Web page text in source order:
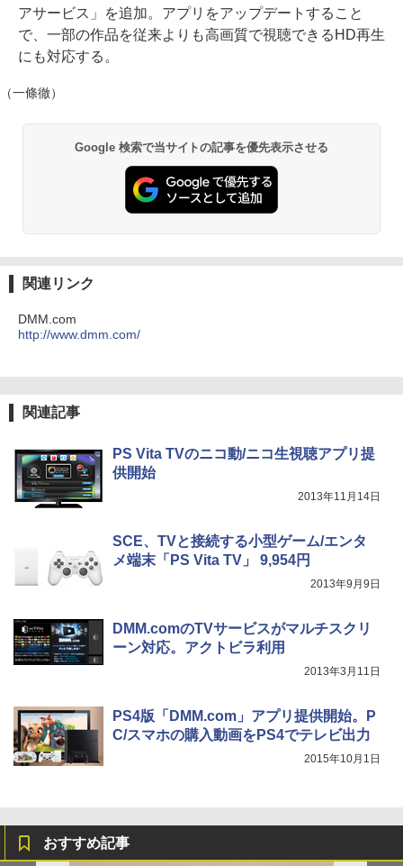
アサービス」を追加。アプリをアップデートすること
で、一部の作品を従来よりも高画質で視聴できるHD再生
にも対応する。
（一條徹）
Google 検索で当サイトの記事を優先表示させる
関連リンク
DMM.com
http://www.dmm.com/
関連記事
PS Vita TVのニコ動/ニコ生視聴アプリ提
供開始
2013年11月14日
SCE、TVと接続する小型ゲーム/エンタ
メ端末「PS Vita TV」 9,954円
2013年9月9日
DMM.comのTVサービスがマルチスクリ
ーン対応。アクトビラ利用
2013年3月11日
PS4版「DMM.com」アプリ提供開始。P
C/スマホの購入動画をPS4でテレビ出力
2015年10月1日
おすすめ記事